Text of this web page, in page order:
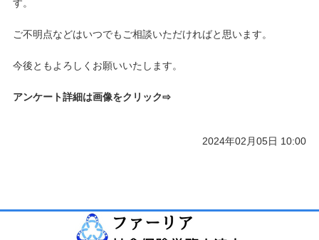
す。
ご不明点などはいつでもご相談いただければと思います。
今後ともよろしくお願いいたします。
アンケート詳細は画像をクリック⇨
2024年02月05日 10:00